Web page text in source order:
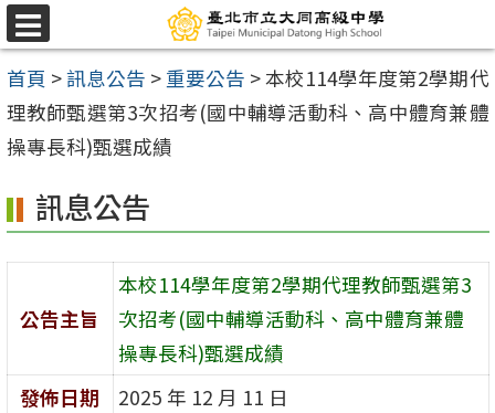
跳
至
主
要
內
區
選
單
首頁 >訊息公告 > 重要公告 >本校114學年度第2學期代
理教師甄選第3次招考(國中輔導活動科、高中體育兼體
操專長科)甄選成績
訊息公告
公告主旨
本校114學年度第2學期代理教師甄選第3
次招考(國中輔導活動科、高中體育兼體
操專長科)甄選成績
發佈日期
2025 年 12 月 11 日